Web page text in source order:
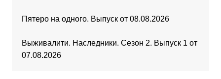
Пятеро на одного. Выпуск от 08.08.2026
Выживалити. Наследники. Сезон 2. Выпуск 1 от
07.08.2026